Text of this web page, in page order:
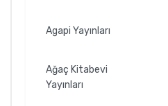
Agapi Yayınları
Ağaç Kitabevi
Yayınları